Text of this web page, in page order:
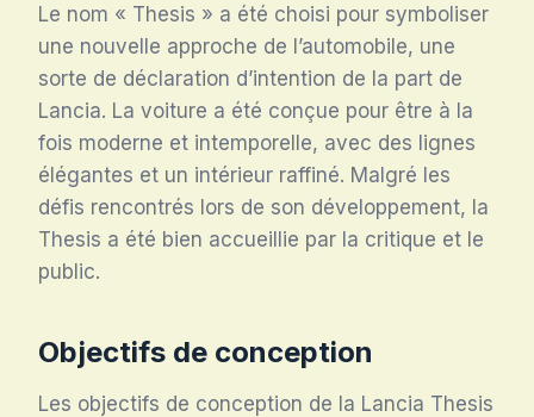
Le nom « Thesis » a été choisi pour symboliser
une nouvelle approche de l’automobile, une
sorte de déclaration d’intention de la part de
Lancia. La voiture a été conçue pour être à la
fois moderne et intemporelle, avec des lignes
élégantes et un intérieur raffiné. Malgré les
défis rencontrés lors de son développement, la
Thesis a été bien accueillie par la critique et le
public.
Objectifs de conception
Les objectifs de conception de la Lancia Thesis